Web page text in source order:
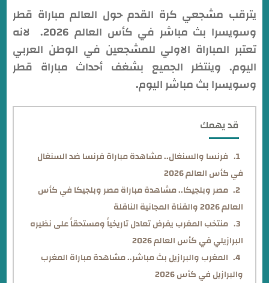
يترقب مشجعي كرة القدم حول العالم مباراة قطر
وسويسرا بث مباشر في كأس العالم 2026. لانه
تعتبر المباراة الاولي للمشجعين في الوطن العربي
اليوم. وينتظر الجميع بشغف أحداث مباراة قطر
وسويسرا بث مباشر اليوم.
قد يهمك
فرنسا والسنغال.. مشاهدة مباراة فرنسا ضد السنغال
في كأس العالم 2026
مصر وبلجيكا.. مشاهدة مباراة مصر وبلجيكا في كأس
العالم 2026 والقناة المجانية الناقلة
منتخب المغرب يفرض تعادل تاريخياً ومستحقاً على نظيره
البرازيلي في كأس العالم 2026
المغرب والبرازيل بث مباشر.. مشاهدة مباراة المغرب
والبرازيل في كأس 2026